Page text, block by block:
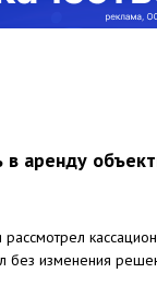
в аренду
рассмотрел
без изменения